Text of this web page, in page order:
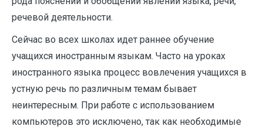
речевой деятельности.
Сейчас во всех школах идет раннее обучение
учащихся иностранным языкам. Часто на уроках
иностранного языка процесс вовлечения учащихся в
устную речь по различным темам бывает
неинтересным. При работе с использованием
компьютеров это исключено, так как необходимые